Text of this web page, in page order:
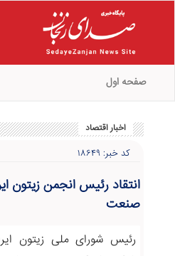
صفحه اول
اخبار اقتصاد
کد خبر: ۱۸۶۴۹
انتقاد رئیس انجمن زیتون
صنعت
رئیس شورای ملی زیتون